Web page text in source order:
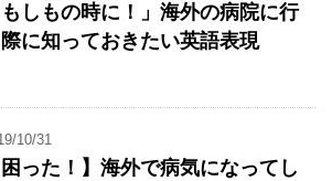
もしもの時に！」海外の病院に行
際に知っておきたい英語表現
10/31
困った！】海外で病気になってし